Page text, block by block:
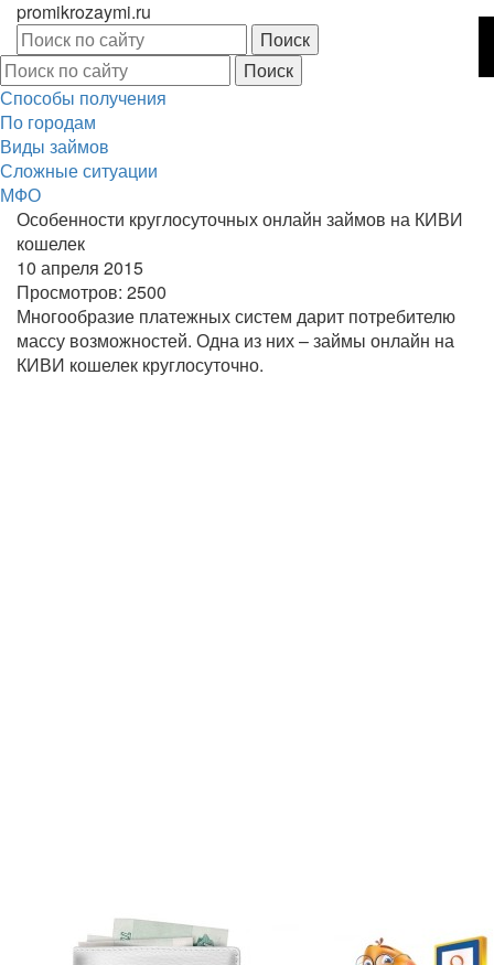
promikrozaymi.ru
Способы получения
По городам
Виды займов
Сложные ситуации
МФО
Особенности круглосуточных онлайн займов на КИВИ
кошелек
10 апреля 2015
Просмотров: 2500
Многообразие платежных систем дарит потребителю
массу возможностей. Одна из них – займы онлайн на
КИВИ кошелек круглосуточно.